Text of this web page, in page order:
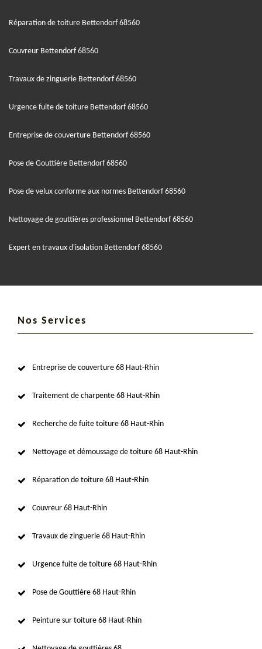
Réparation de toiture Bettendorf 68560
Couvreur Bettendorf 68560
Travaux de zinguerie Bettendorf 68560
Urgence fuite de toiture Bettendorf 68560
Entreprise de couverture Bettendorf 68560
Pose de Gouttière Bettendorf 68560
Pose de velux conforme aux normes Bettendorf 68560
Nettoyage de gouttières professionnel Bettendorf 68560
Expert en travaux d'isolation Bettendorf 68560
Nos Services
Entreprise de couverture 68 Haut-Rhin
Traitement de charpente 68 Haut-Rhin
Recherche de fuite toiture 68 Haut-Rhin
Nettoyage et démoussage de toiture 68 Haut-Rhin
Réparation de toiture 68 Haut-Rhin
Couvreur 68 Haut-Rhin
Travaux de zinguerie 68 Haut-Rhin
Urgence fuite de toiture 68 Haut-Rhin
Pose de Gouttière 68 Haut-Rhin
Peinture sur toiture 68 Haut-Rhin